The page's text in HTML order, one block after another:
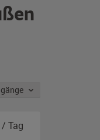
Neuzugänge
/ Tag